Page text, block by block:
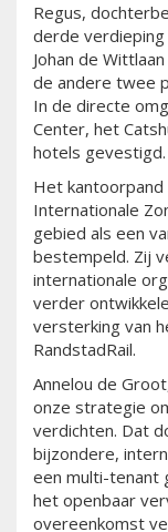
Regus,
derde
Johan de
de andere twee
In de directe
Center, het
hotels gevestigd.
Het
Internationale
gebied als een
bestempeld. Zij
internationale
verder
versterking van
RandstadRail.
Annelou de
onze strategie
verdichten. Dat
bijzondere,
een multi-tenant
het openbaar
overeenkomst